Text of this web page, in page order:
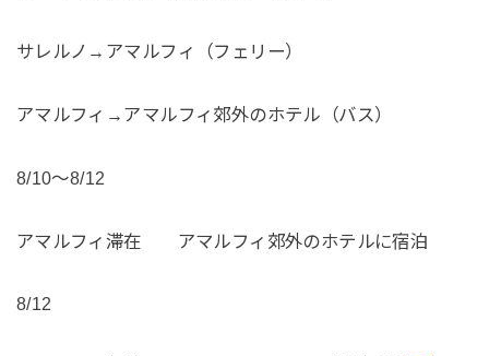
サレルノ→アマルフィ（フェリー）
アマルフィ→アマルフィ郊外のホテル（バス）
8/10〜8/12
アマルフィ滞在 アマルフィ郊外のホテルに宿泊
8/12